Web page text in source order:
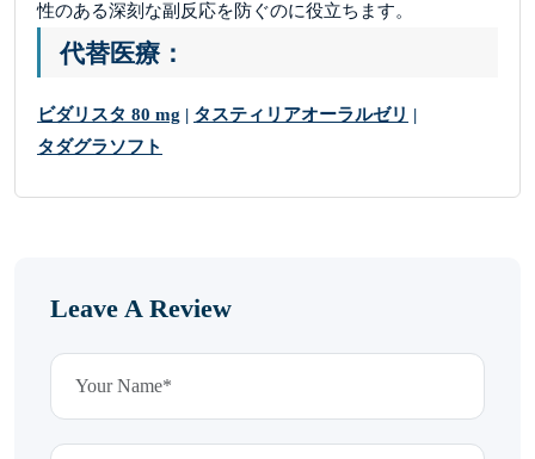
性のある深刻な副反応を防ぐのに役立ちます。
代替医療：
ビダリスタ 80 mg | タスティリアオーラルゼリ |
タダグラソフト
Leave A Review